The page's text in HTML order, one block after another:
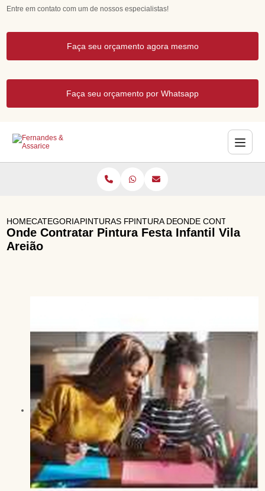
Entre em contato com um de nossos especialistas!
Faça seu orçamento agora mesmo
Faça seu orçamento por Whatsapp
HOMECATEGORIASPINTURAS FACIAIS PARA FESTAS
PINTURA DE ROSTO PARA FESTA
ONDE CONTRATAR
Onde Contratar Pintura Festa Infantil Vila
Areião